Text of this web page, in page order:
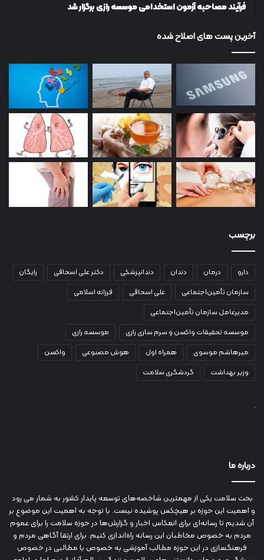
فرآیند مصاحبه آزمون استخدامی موسسه رازی برگزار شد
آخرین پست های اصلاح شده
برچسب
دارو درمان دندان دندانپزشکی دکتر علی اسحاقی
رایگان
سازمان تأمین‌اجتماعی
علی اسحاقی
فرزانه اسلامی
مدیرعامل سازمان تأمین‌اجتماعی
موسسه تحقیقات واکسن و سرم سازی رازی
موسسه رازی
میرهاشم موسوی
همراه اول هوش مصنوعی
واکسن
وزیر بهداشت
گردشگری سلامت
درباره ما
بحث سلامت یکی از مهمترین شاخصه‌های توسعه پایدار کشور به شمار می رود
و اهمیت این حوزه بر هیچکس پوشیده نیست. با توجه به اهمیت این موضوع بر
آن شدیم تا رسانه‌ای برای انعکاس اخبار و گزارش‌ها در حوزه سلامت را برای عموم
مردم به خصوص مخاطبان این رسانه راه‌اندازی کنیم. برای ارتقا آگاهی مردم و
فرهنگسازی در این حوزه مطالب آموزشی به خصوص با مطالبی در خصوص